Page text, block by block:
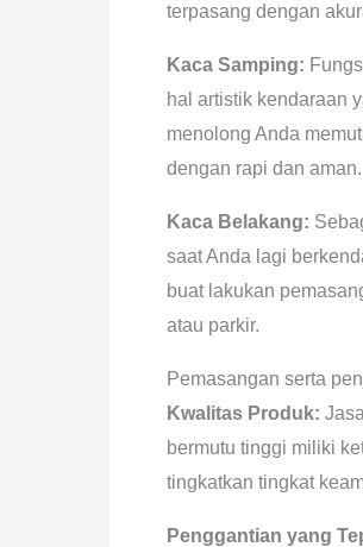
terpasang dengan
Kaca Samping:
hal artistik kendaraan
menolong Anda
dengan rapi dan aman.
Kaca Belakang:
saat Anda lagi
buat lakukan
atau parkir.
Pemasangan serta
Kwalitas Produk:
bermutu tinggi miliki
tingkatkan tingkat
Penggantian yang